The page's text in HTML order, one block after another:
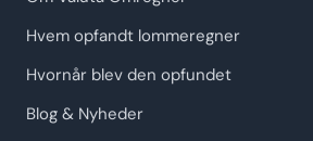
Hvem opfandt lommeregner
Hvornår blev den opfundet
Blog & Nyheder